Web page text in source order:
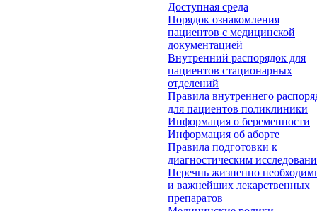
Доступная среда
Порядок ознакомления
пациентов с медицинской
документацией
Внутренний распорядок для
пациентов стационарных
отделений
Правила внутреннего
для пациентов поликлиники
Информация о беременности
Информация об аборте
Правила подготовки к
диагностическим
Перечнь жизненно
и важнейших лекарственных
препаратов